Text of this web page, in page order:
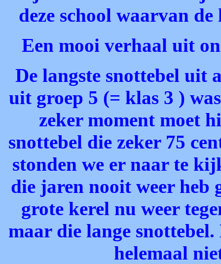
deze school waarvan
Een mooi verhaal uit
De langste snottebel uit
uit groep 5 (= klas 3 )
zeker moment moet
snottebel die zeker 75
stonden we er naar te
die jaren nooit weer heb
grote kerel nu weer
maar die lange
helemaal